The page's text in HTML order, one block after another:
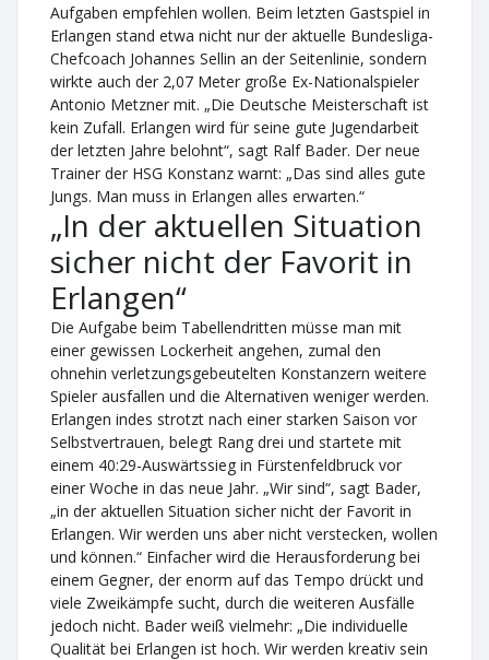
Aufgaben empfehlen wollen. Beim letzten Gastspiel in
Erlangen stand etwa nicht nur der aktuelle Bundesliga-
Chefcoach Johannes Sellin an der Seitenlinie, sondern
wirkte auch der 2,07 Meter große Ex-Nationalspieler
Antonio Metzner mit. „Die Deutsche Meisterschaft ist
kein Zufall. Erlangen wird für seine gute Jugendarbeit
der letzten Jahre belohnt“, sagt Ralf Bader. Der neue
Trainer der HSG Konstanz warnt: „Das sind alles gute
Jungs. Man muss in Erlangen alles erwarten.“
„In der aktuellen Situation
sicher nicht der Favorit in
Erlangen“
Die Aufgabe beim Tabellendritten müsse man mit
einer gewissen Lockerheit angehen, zumal den
ohnehin verletzungsgebeutelten Konstanzern weitere
Spieler ausfallen und die Alternativen weniger werden.
Erlangen indes strotzt nach einer starken Saison vor
Selbstvertrauen, belegt Rang drei und startete mit
einem 40:29-Auswärtssieg in Fürstenfeldbruck vor
einer Woche in das neue Jahr. „Wir sind“, sagt Bader,
„in der aktuellen Situation sicher nicht der Favorit in
Erlangen. Wir werden uns aber nicht verstecken, wollen
und können.“ Einfacher wird die Herausforderung bei
einem Gegner, der enorm auf das Tempo drückt und
viele Zweikämpfe sucht, durch die weiteren Ausfälle
jedoch nicht. Bader weiß vielmehr: „Die individuelle
Qualität bei Erlangen ist hoch. Wir werden kreativ sein